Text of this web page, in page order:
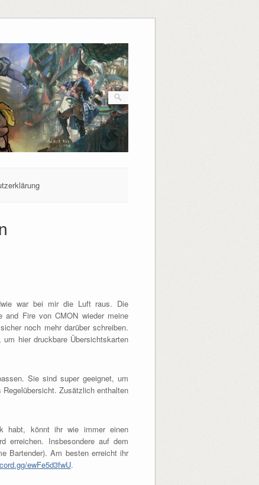
war bei mir die Luft raus. Die
Fire von CMON wieder meine
noch mehr darüber schreiben.
hier druckbare Übersichtskarten
Sie sind super geeignet, um
Zusätzlich enthalten
habt, könnt ihr wie immer einen
erreichen. Insbesondere auf dem
Bartender). Am besten erreicht ihr
ewFe5d3fwU.